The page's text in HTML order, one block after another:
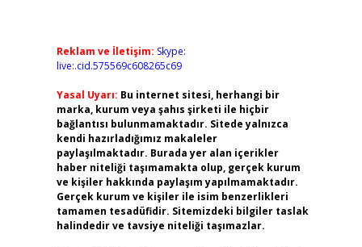
Reklam ve İletişim: Skype:
live:.cid.575569c608265c69
Yasal Uyarı: Bu internet sitesi, herhangi bir
marka, kurum veya şahıs şirketi ile hiçbir
bağlantısı bulunmamaktadır. Sitede yalnızca
kendi hazırladığımız makaleler
paylaşılmaktadır. Burada yer alan içerikler
haber niteliği taşımamakta olup, gerçek kurum
ve kişiler hakkında paylaşım yapılmamaktadır.
Gerçek kurum ve kişiler ile isim benzerlikleri
tamamen tesadüfidir. Sitemizdeki bilgiler taslak
halindedir ve tavsiye niteliği taşımazlar.